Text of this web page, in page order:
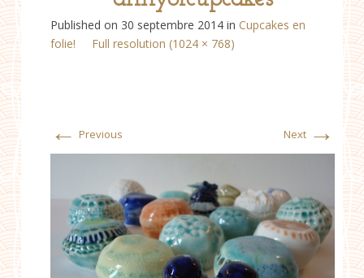
Published on 30 septembre 2014 in Cupcakes en
folie!
Full resolution (1024 × 768)
← Previous Next →